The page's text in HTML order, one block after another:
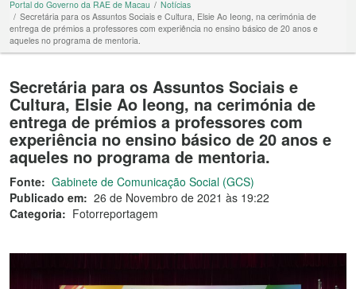
Portal do Governo da RAE de Macau
Notícias
Secretária para os Assuntos Sociais e Cultura, Elsie Ao Ieong, na cerimónia de
entrega de prémios a professores com experiência no ensino básico de 20 anos e
aqueles no programa de mentoria.
Secretária para os Assuntos Sociais e
Cultura, Elsie Ao Ieong, na cerimónia de
entrega de prémios a professores com
experiência no ensino básico de 20 anos e
aqueles no programa de mentoria.
Fonte: Gabinete de Comunicação Social (GCS)
Publicado em: 26 de Novembro de 2021 às 19:22
Categoria: Fotorreportagem